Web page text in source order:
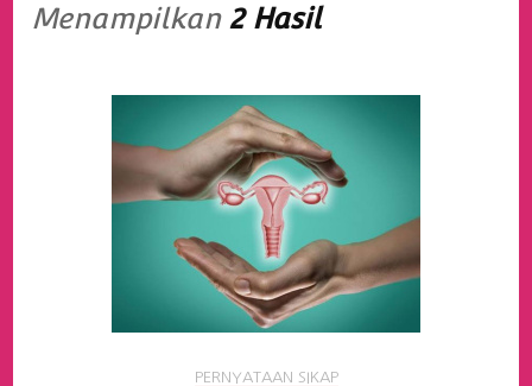
Menampilkan2 Hasil
PERNYATAAN SIKAP